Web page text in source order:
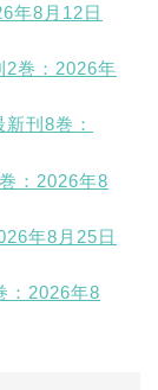
年8月12日
2巻：2026年
刊8巻：
：2026年8
年8月25日
：2026年8